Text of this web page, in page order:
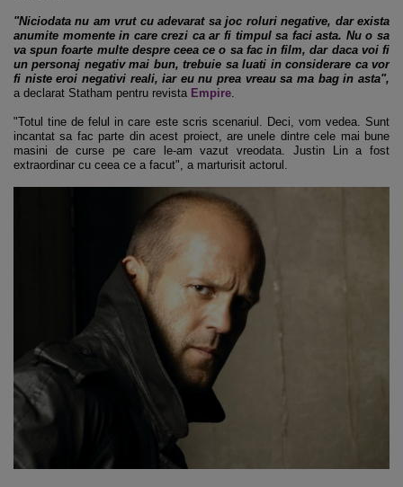
"Niciodata nu am vrut cu adevarat sa joc roluri negative, dar exista
anumite momente in care crezi ca ar fi timpul sa faci asta. Nu o sa
va spun foarte multe despre ceea ce o sa fac in film, dar daca voi fi
un personaj negativ mai bun, trebuie sa luati in considerare ca vor
fi niste eroi negativi reali, iar eu nu prea vreau sa ma bag in asta",
a declarat Statham pentru revista Empire.
"Totul tine de felul in care este scris scenariul. Deci, vom vedea. Sunt
incantat sa fac parte din acest proiect, are unele dintre cele mai bune
masini de curse pe care le-am vazut vreodata. Justin Lin a fost
extraordinar cu ceea ce a facut", a marturisit actorul.